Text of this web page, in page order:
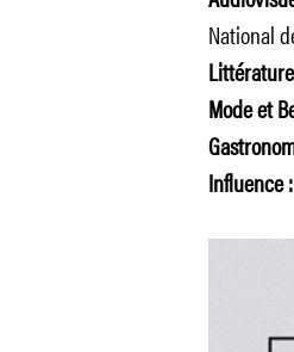
National
Mode et
Influence :